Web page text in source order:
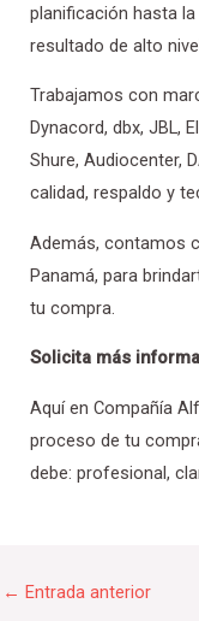
planificación hasta
resultado de alto
Trabajamos con
Dynacord, dbx, JBL,
Shure, Audiocenter,
calidad, respaldo y
Además, contamos
Panamá, para
tu compra.
Solicita más
Aquí en Compañía
proceso de tu
debe: profesional,
← Entrada anterior